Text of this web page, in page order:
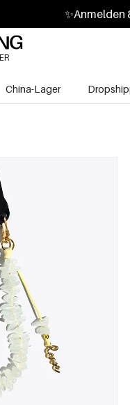
✨Anmelden
China-Lager